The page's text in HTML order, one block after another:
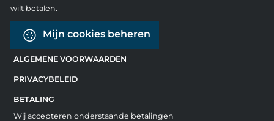
wilt betalen.
Mijn cookies beheren
ALGEMENE VOORWAARDEN
PRIVACYBELEID
BETALING
Wij accepteren onderstaande betalingen